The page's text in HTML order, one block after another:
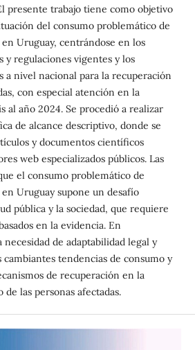
presente trabajo tiene como objetivo
del consumo problemático de
en Uruguay, centrándose en los
y regulaciones vigentes y los
a nivel nacional para la recuperación
con especial atención en la
al año 2024. Se procedió a realizar
de alcance descriptivo, donde se
y documentos científicos
web especializados públicos. Las
el consumo problemático de
en Uruguay supone un desafío
pública y la sociedad, que requiere
en la evidencia. En
necesidad de adaptabilidad legal y
tendencias de consumo y
de recuperación en la
las personas afectadas.